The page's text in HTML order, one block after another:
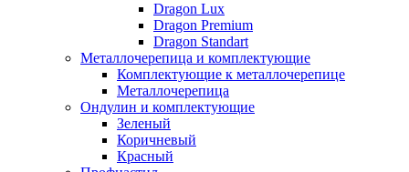
Dragon Lux
Dragon Premium
Dragon Standart
Металлочерепица и комплектующие
Комплектующие к металлочерепице
Металлочерепица
Ондулин и комплектующие
Зеленый
Коричневый
Красный